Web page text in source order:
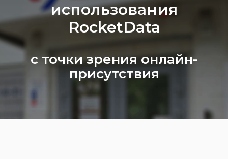
использования
RocketData
с точки зрения онлайн-
присутствия